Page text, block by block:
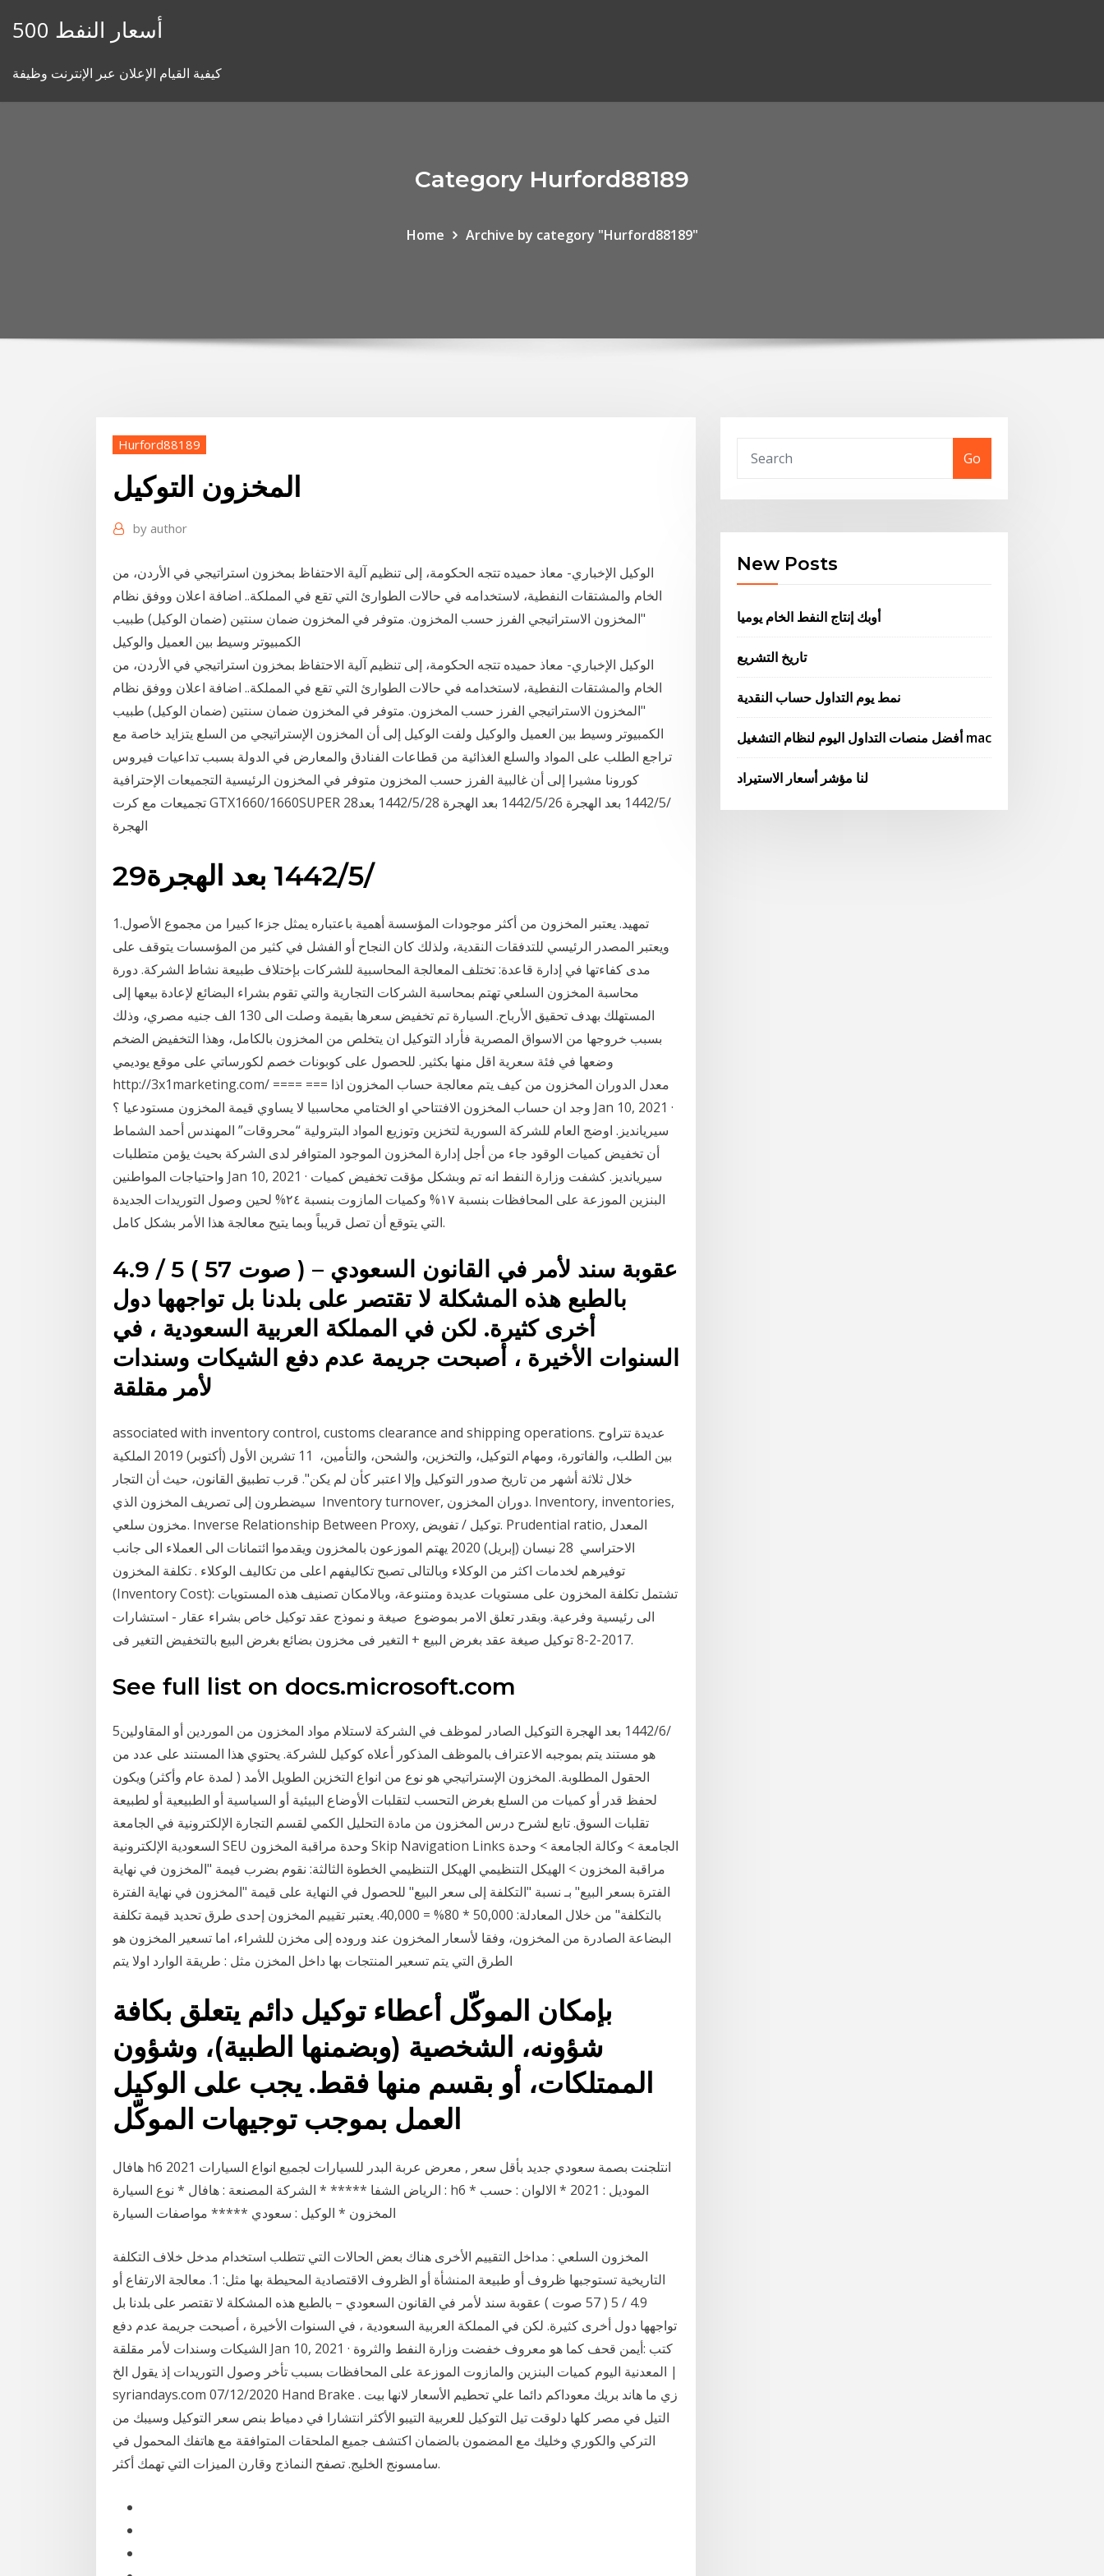
أسعار النفط 500
كيفية القيام الإعلان عبر الإنترنت وظيفة
Category Hurford88189
Home Archive by category "Hurford88189"
Hurford88189
المخزون التوكيل
by author
الوكيل الإخباري- معاذ حميده تتجه الحكومة، إلى تنظيم آلية الاحتفاظ بمخزون استراتيجي في الأردن، من
الخام والمشتقات النفطية، لاستخدامه في حالات الطوارئ التي تقع في المملكة.. اضافة اعلان ووفق نظام
"المخزون الاستراتيجي الفرز حسب المخزون. متوفر في المخزون ضمان سنتين (ضمان الوكيل) طبيب
الكمبيوتر وسيط بين العميل والوكيل
الوكيل الإخباري- معاذ حميده تتجه الحكومة، إلى تنظيم آلية الاحتفاظ بمخزون استراتيجي في الأردن، من
الخام والمشتقات النفطية، لاستخدامه في حالات الطوارئ التي تقع في المملكة.. اضافة اعلان ووفق نظام
"المخزون الاستراتيجي الفرز حسب المخزون. متوفر في المخزون ضمان سنتين (ضمان الوكيل) طبيب
الكمبيوتر وسيط بين العميل والوكيل ولفت الوكيل إلى أن المخزون الإستراتيجي من السلع يتزايد خاصة مع
تراجع الطلب على المواد والسلع الغذائية من قطاعات الفنادق والمعارض في الدولة بسبب تداعيات فيروس
كورونا مشيرا إلى أن غالبية الفرز حسب المخزون متوفر في المخزون الرئيسية التجميعات الإحترافية
تجميعات مع كرت GTX1660/1660SUPER 28‏‏/5‏‏/1442 بعد الهجرة 26‏‏/5‏‏/1442 بعد الهجرة 28‏‏/5‏‏/1442 بعد
الهجرة
29‏‏/5‏‏/1442 بعد الهجرة
1.تمهيد. يعتبر المخزون من أكثر موجودات المؤسسة أهمية باعتباره يمثل جزءا كبيرا من مجموع الأصول
ويعتبر المصدر الرئيسي للتدفقات النقدية، ولذلك كان النجاح أو الفشل في كثير من المؤسسات يتوقف على
مدى كفاءتها في إدارة قاعدة: تختلف المعالجة المحاسبية للشركات بإختلاف طبيعة نشاط الشركة. دورة
محاسبة المخزون السلعي تهتم بمحاسبة الشركات التجارية والتي تقوم بشراء البضائع لإعادة بيعها إلى
المستهلك بهدف تحقيق الأرباح. السيارة تم تخفيض سعرها بقيمة وصلت الى 130 الف جنيه مصري، وذلك
بسبب خروجها من الاسواق المصرية فأراد التوكيل ان يتخلص من المخزون بالكامل، وهذا التخفيض الضخم
وضعها في فئة سعرية اقل منها بكثير. للحصول على كوبونات خصم لكورساتي على موقع يوديمي
http://3x1marketing.com/ ==== === معدل الدوران المخزون من كيف يتم معالجة حساب المخزون اذا
وجد ان حساب المخزون الافتتاحي او الختامي محاسبيا لا يساوي قيمة المخزون مستودعيا ؟ Jan 10, 2021 ·
سيريانديز. اوضج العام للشركة السورية لتخزين وتوزيع المواد البترولية “محروقات” المهندس أحمد الشماط
أن تخفيض كميات الوقود جاء من أجل إدارة المخزون الموجود المتوافر لدى الشركة بحيث يؤمن متطلبات
واحتياجات المواطنين Jan 10, 2021 · سيريانديز. كشفت وزارة النفط انه تم وبشكل مؤقت تخفيض كميات
البنزين الموزعة على المحافظات بنسبة ١٧% وكميات المازوت بنسبة ٢٤% لحين وصول التوريدات الجديدة
التي يتوقع أن تصل قريباً وبما يتيح معالجة هذا الأمر بشكل كامل.
4.9 / 5 ( 57 صوت ) عقوبة سند لأمر في القانون السعودي –
بالطبع هذه المشكلة لا تقتصر على بلدنا بل تواجهها دول
أخرى كثيرة. لكن في المملكة العربية السعودية ، في
السنوات الأخيرة ، أصبحت جريمة عدم دفع الشيكات وسندات
لأمر مقلقة
associated with inventory control, customs clearance and shipping operations. عديدة تتراوح
بين الطلب، والفاتورة، ومهام التوكيل، والتخزين، والشحن، والتأمين، 11 تشرين الأول (أكتوبر) 2019 الملكية
خلال ثلاثة أشهر من تاريخ صدور التوكيل وإلا اعتبر كأن لم يكن". قرب تطبيق القانون، حيث أن التجار
سيضطرون إلى تصريف المخزون الذي Inventory turnover, دوران المخزون. Inventory, inventories,
مخزون سلعي. Inverse Relationship Between Proxy, توكيل / تفويض. Prudential ratio, المعدل
الاحتراسي 28 نيسان (إبريل) 2020 يهتم الموزعون بالمخزون ويقدموا ائتمانات الى العملاء الى جانب
توفيرهم لخدمات اكثر من الوكلاء وبالتالى تصبح تكاليفهم اعلى من تكاليف الوكلاء . تكلفة المخزون
(Inventory Cost): تشتمل تكلفة المخزون على مستويات عديدة ومتنوعة، وبالامكان تصنيف هذه المستويات
الى رئيسية وفرعية. وبقدر تعلق الامر بموضوع صيغة و نموذج عقد توكيل خاص بشراء عقار - استشارات
2017-2-8 توكيل صيغة عقد بغرض البيع + التغير فى مخزون بضائع بغرض البيع بالتخفيض التغير فى.
See full list on docs.microsoft.com
5‏‏/6‏‏/1442 بعد الهجرة التوكيل الصادر لموظف في الشركة لاستلام مواد المخزون من الموردين أو المقاولين
هو مستند يتم بموجبه الاعتراف بالموظف المذكور أعلاه كوكيل للشركة. يحتوي هذا المستند على عدد من
الحقول المطلوبة. المخزون الإستراتيجي هو نوع من انواع التخزين الطويل الأمد ( لمدة عام وأكثر) ويكون
لحفظ قدر أو كميات من السلع بغرض التحسب لتقلبات الأوضاع البيئية أو السياسية أو الطبيعية أو لطبيعة
تقلبات السوق. تابع لشرح درس المخزون من مادة التحليل الكمي لقسم التجارة الإلكترونية في الجامعة
السعودية الإلكترونية SEU وحدة مراقبة المخزون Skip Navigation Links الجامعة > وكالة الجامعة > وحدة
مراقبة المخزون > الهيكل التنظيمي الهيكل التنظيمي الخطوة الثالثة: نقوم بضرب فيمة "المخزون في نهاية
الفترة بسعر البيع" بـ نسبة "التكلفة إلى سعر البيع" للحصول في النهاية على قيمة "المخزون في نهاية الفترة
بالتكلفة" من خلال المعادلة: 50,000 * 80% = 40,000. يعتبر تقييم المخزون إحدى طرق تحديد قيمة تكلفة
البضاعة الصادرة من المخزون، وفقا لأسعار المخزون عند وروده إلى مخزن للشراء، اما تسعير المخزون هو
الطرق التي يتم تسعير المنتجات بها داخل المخزن مثل : طريقة الوارد اولا يتم
بإمكان الموكّل أعطاء توكيل دائم يتعلق بكافة
شؤونه، الشخصية (وبضمنها الطبية)، وشؤون
الممتلكات، أو بقسم منها فقط. يجب على الوكيل
هافال h6 2021 انتلجنت بصمة سعودي جديد بأقل سعر , معرض عربة البدر للسيارات لجميع انواع السيارات
الرياض الشفا ***** * الشركة المصنعة : هافال * نوع السيارة : h6 * الموديل : 2021 * الالوان : حسب
المخزون * الوكيل : سعودي ***** مواصفات السيارة
المخزون السلعي : مداخل التقييم الأخرى هناك بعض الحالات التي تتطلب استخدام مدخل خلاف التكلفة
التاريخية تستوجبها ظروف أو طبيعة المنشأة أو الظروف الاقتصادية المحيطة بها مثل: 1. معالجة الارتفاع أو
4.9 / 5 ( 57 صوت ) عقوبة سند لأمر في القانون السعودي – بالطبع هذه المشكلة لا تقتصر على بلدنا بل
تواجهها دول أخرى كثيرة. لكن في المملكة العربية السعودية ، في السنوات الأخيرة ، أصبحت جريمة عدم دفع
الشيكات وسندات لأمر مقلقة Jan 10, 2021 · كتب :أيمن قحف كما هو معروف خفضت وزارة النفط والثروة
المعدنية اليوم كميات البنزين والمازوت الموزعة على المحافظات بسبب تأخر وصول التوريدات إذ يقول الخ |
syriandays.com 07/12/2020 Hand Brake . زي ما هاند بريك معوداكم دائما علي تحطيم الأسعار لانها بيت
التيل في مصر كلها دلوقت تيل التوكيل للعربية التيبو الأكثر انتشارا في دمياط بنص سعر التوكيل وسيبك من
التركي والكوري وخليك مع المضمون بالضمان اكتشف جميع الملحقات المتوافقة مع هاتفك المحمول في
سامسونج الخليج. تصفح النماذج وقارن الميزات التي تهمك أكثر.
Go
New Posts
أوبك إنتاج النفط الخام يوميا
تاريخ التشريع
نمط يوم التداول حساب النقدية
أفضل منصات التداول اليوم لنظام التشغيل mac
لنا مؤشر أسعار الاستيراد